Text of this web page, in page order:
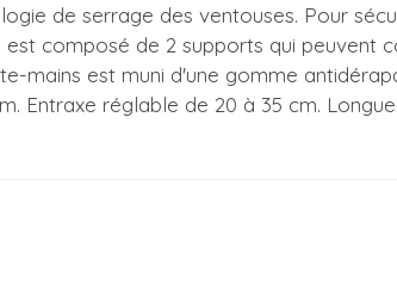
de serrage des ventouses. Pour
composé de 2 supports qui peuvent
mains est muni d'une gomme
Entraxe réglable de 20 à 35 cm.